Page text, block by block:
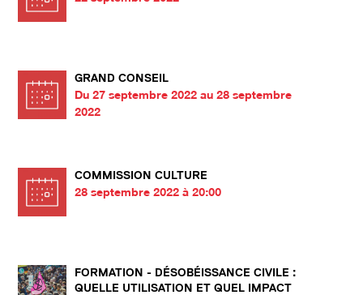
GRAND CONSEIL
Du 27 septembre 2022 au 28 septembre
2022
COMMISSION CULTURE
28 septembre 2022 à 20:00
FORMATION - DÉSOBÉISSANCE CIVILE :
QUELLE UTILISATION ET QUEL IMPACT